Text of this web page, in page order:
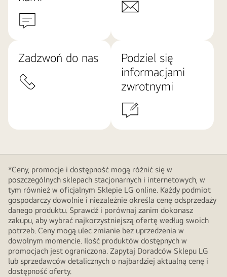
Zadzwoń do nas
Podziel się
informacjami
zwrotnymi
*Ceny, promocje i dostępność mogą różnić się w
poszczególnych sklepach stacjonarnych i internetowych, w
tym również w oficjalnym Sklepie LG online. Każdy podmiot
gospodarczy dowolnie i niezależnie określa cenę odsprzedaży
danego produktu. Sprawdź i porównaj zanim dokonasz
zakupu, aby wybrać najkorzystniejszą ofertę według swoich
potrzeb. Ceny mogą ulec zmianie bez uprzedzenia w
dowolnym momencie. Ilość produktów dostępnych w
promocjach jest ograniczona. Zapytaj Doradców Sklepu LG
lub sprzedawców detalicznych o najbardziej aktualną cenę i
dostępność oferty.